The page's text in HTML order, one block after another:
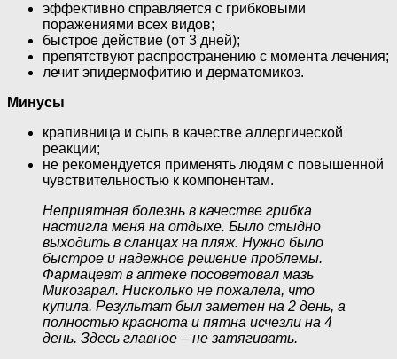
эффективно справляется с грибковыми
поражениями всех видов;
быстрое действие (от 3 дней);
препятствуют распространению с момента лечения;
лечит эпидермофитию и дерматомикоз.
Минусы
крапивница и сыпь в качестве аллергической
реакции;
не рекомендуется применять людям с повышенной
чувствительностью к компонентам.
Неприятная болезнь в качестве грибка
настигла меня на отдыхе. Было стыдно
выходить в сланцах на пляж. Нужно было
быстрое и надежное решение проблемы.
Фармацевт в аптеке посоветовал мазь
Микозарал. Нисколько не пожалела, что
купила. Результат был заметен на 2 день, а
полностью краснота и пятна исчезли на 4
день. Здесь главное – не затягивать.